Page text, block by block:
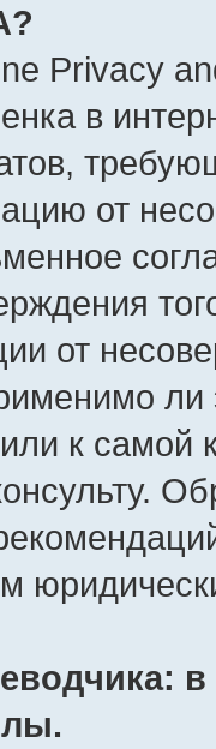
Privacy
в
от
от
ли
к самой